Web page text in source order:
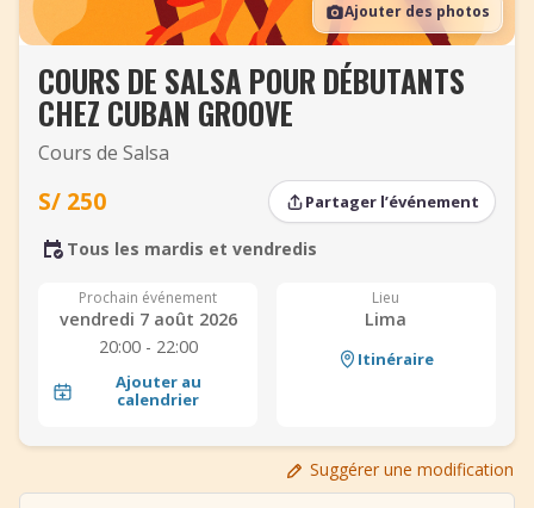
Vidéos
Glossaire
TuneTempo
Ajouter un événement
Ajouter des photos
COURS DE SALSA POUR DÉBUTANTS
CHEZ CUBAN GROOVE
Cours de Salsa
S/ 250 Partager l’événement
Tous les mardis et vendredis
Prochain événement
vendredi 7 août 2026
20:00 - 22:00
Ajouter au
calendrier
Lieu
Lima
Itinéraire
Suggérer une modification